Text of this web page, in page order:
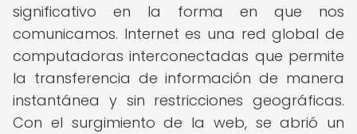
significativo en la forma en que nos
comunicamos. Internet es una red global de
computadoras interconectadas que permite
la transferencia de información de manera
instantánea y sin restricciones geográficas.
Con el surgimiento de la web, se abrió un